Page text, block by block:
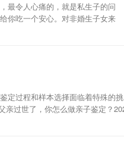
最令人心痛的，就是私生子的问
你吃一个安心。对非婚生子女来
定过程和样本选择面临着特殊的挑
亲过世了，你怎么做亲子鉴定？